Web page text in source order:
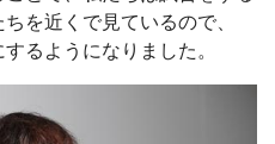
を近くで見ているので、
るようになりました。